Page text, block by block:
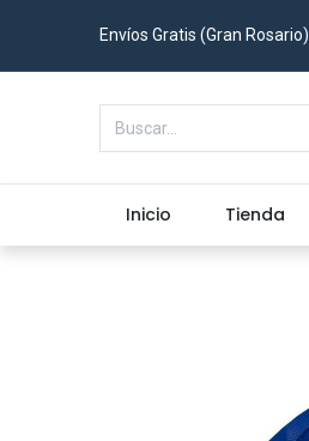
Envíos Gratis (Gran Rosario)
Inicio Tienda